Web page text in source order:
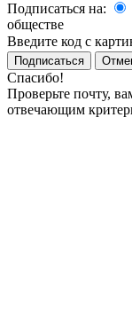
Подписаться на:
обществе
Введите код с
Подписаться
Спасибо!
Проверьте почту,
отвечающим